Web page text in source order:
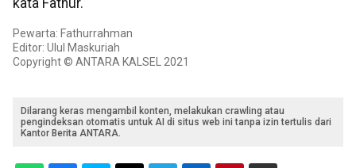
Pewarta: Fathurrahman
Editor: Ulul Maskuriah
Copyright © ANTARA KALSEL 2021
Dilarang keras mengambil konten, melakukan crawling atau
pengindeksan otomatis untuk AI di situs web ini tanpa izin tertulis dari
Kantor Berita ANTARA.